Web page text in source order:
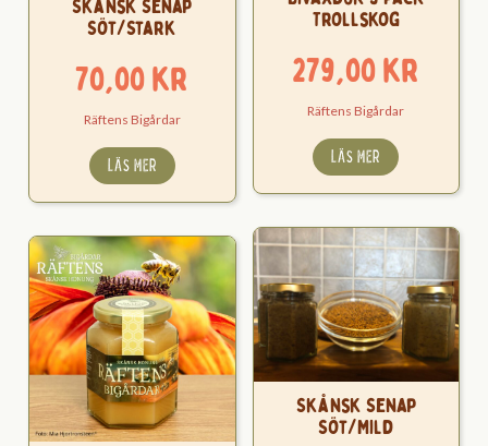
Trollskog
279,00kr
Räftens Bigårdar
LÄS MER
Skånsk Senap
Söt/Stark
70,00kr
Räftens Bigårdar
LÄS MER
Skånsk Senap
Söt/Mild